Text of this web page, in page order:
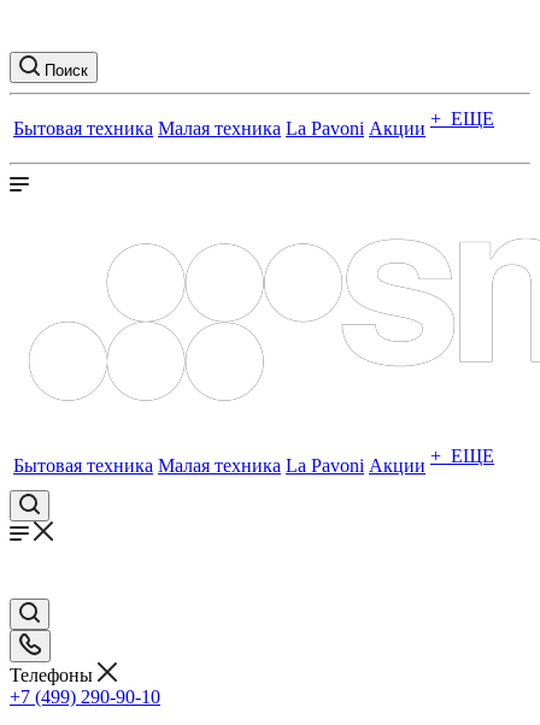
Поиск
Бытовая техника Малая техника La Pavoni Акции + ЕЩЕ
Бытовая техника Малая техника La Pavoni Акции + ЕЩЕ
Телефоны
+7 (499) 290-90-10